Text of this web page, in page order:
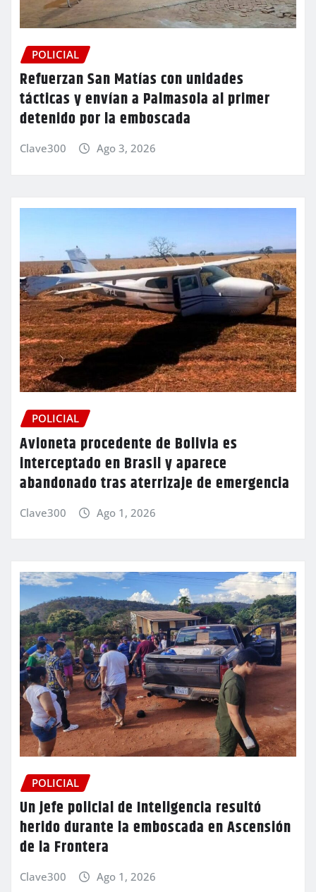
POLICIAL
Refuerzan San Matías con unidades
tácticas y envían a Palmasola al primer
detenido por la emboscada
Clave300 Ago 3, 2026
POLICIAL
Avioneta procedente de Bolivia es
interceptado en Brasil y aparece
abandonado tras aterrizaje de emergencia
Clave300 Ago 1, 2026
POLICIAL
Un jefe policial de Inteligencia resultó
herido durante la emboscada en Ascensión
de la Frontera
Clave300 Ago 1, 2026